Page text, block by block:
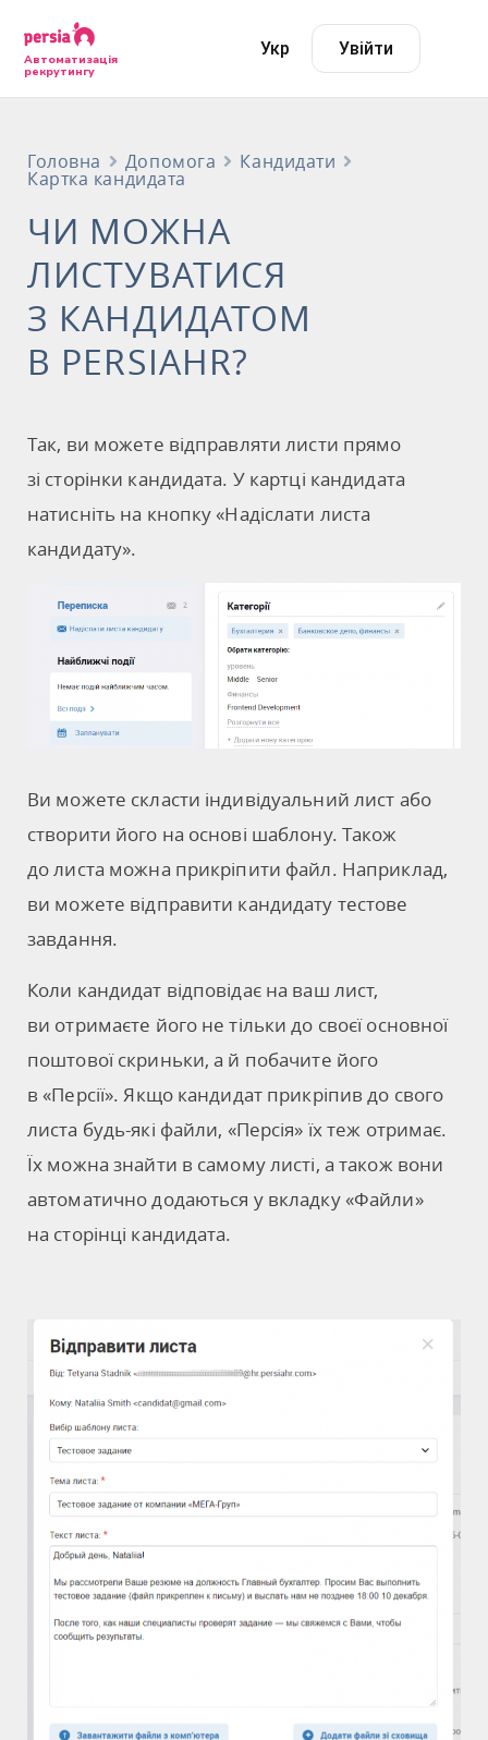
Автоматизація
рекрутингу
Укр Увійти
Головна Допомога Кандидати
Картка кандидата
ЧИ МОЖНА
ЛИСТУВАТИСЯ
З КАНДИДАТОМ
В PERSIAHR?
Так, ви можете відправляти листи прямо
зі сторінки кандидата. У картці кандидата
натисніть на кнопку «Надіслати листа
кандидату».
Ви можете скласти індивідуальний лист або
створити його на основі шаблону. Також
до листа можна прикріпити файл. Наприклад,
ви можете відправити кандидату тестове
завдання.
Коли кандидат відповідає на ваш лист,
ви отримаєте його не тільки до своєї основної
поштової скриньки, а й побачите його
в «Персії». Якщо кандидат прикріпив до свого
листа будь-які файли, «Персія» їх теж отримає.
Їх можна знайти в самому листі, а також вони
автоматично додаються у вкладку «Файли»
на сторінці кандидата.